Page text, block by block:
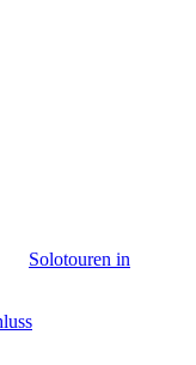
Solotouren in